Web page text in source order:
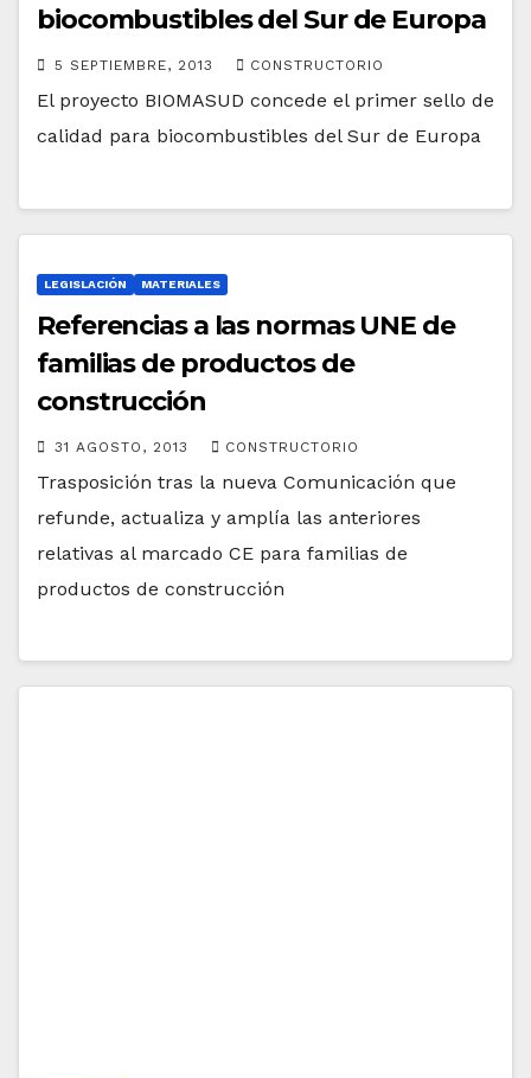
biocombustibles del Sur de Europa
5 SEPTIEMBRE, 2013 CONSTRUCTORIO
El proyecto BIOMASUD concede el primer sello de
calidad para biocombustibles del Sur de Europa
LEGISLACIÓN MATERIALES
Referencias a las normas UNE de
familias de productos de
construcción
31 AGOSTO, 2013 CONSTRUCTORIO
Trasposición tras la nueva Comunicación que
refunde, actualiza y amplía las anteriores
relativas al marcado CE para familias de
productos de construcción